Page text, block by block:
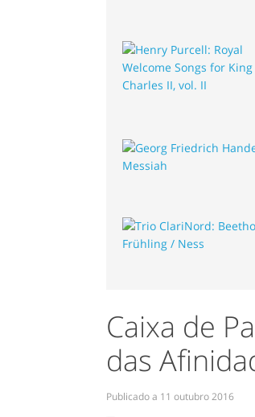
Caixa de
das
Publicado a 11 outubro 2016